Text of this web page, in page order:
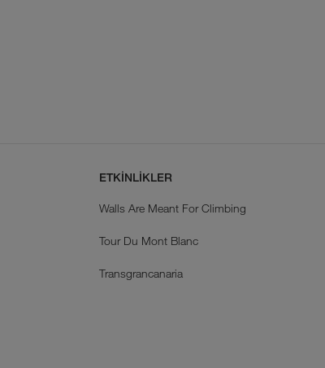
ETKİNLİKLER
Walls Are Meant For Climbing
Tour Du Mont Blanc
Transgrancanaria